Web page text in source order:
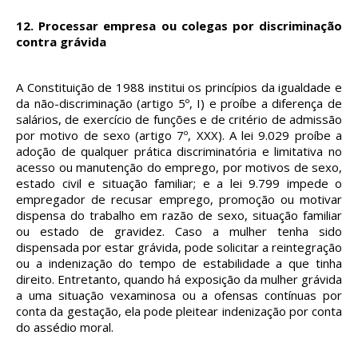
12. Processar empresa ou colegas por discriminação
contra grávida
A Constituição de 1988 institui os princípios da igualdade e
da não-discriminação (artigo 5º, I) e proíbe a diferença de
salários, de exercício de funções e de critério de admissão
por motivo de sexo (artigo 7º, XXX). A lei 9.029 proíbe a
adoção de qualquer prática discriminatória e limitativa no
acesso ou manutenção do emprego, por motivos de sexo,
estado civil e situação familiar; e a lei 9.799 impede o
empregador de recusar emprego, promoção ou motivar
dispensa do trabalho em razão de sexo, situação familiar
ou estado de gravidez. Caso a mulher tenha sido
dispensada por estar grávida, pode solicitar a reintegração
ou a indenização do tempo de estabilidade a que tinha
direito. Entretanto, quando há exposição da mulher grávida
a uma situação vexaminosa ou a ofensas contínuas por
conta da gestação, ela pode pleitear indenização por conta
do assédio moral.